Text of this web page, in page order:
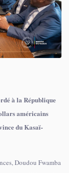
à la République
américains
du Kasaï-
Doudou Fwamba